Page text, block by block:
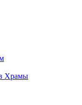
Храмы